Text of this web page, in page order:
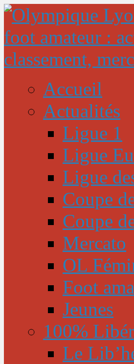
Accueil
Actualités
Ligue 1
Ligue
Ligue
Coupe
Coupe
Mercato
OL
Foot
Jeunes
100%
Le